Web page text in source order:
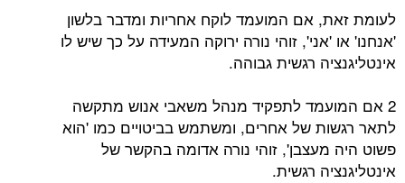
לעומת זאת, אם המועמד לוקח אחריות ומדבר בלשון
'אנחנו' או 'אני', זוהי נורה ירוקה המעידה על כך שיש לו
אינטליגנציה רגשית גבוהה.
2 אם המועמד לתפקיד מנהל משאבי אנוש מתקשה
לתאר רגשות של אחרים, ומשתמש בביטויים כמו 'הוא
פשוט היה מעצבן', זוהי נורה אדומה בהקשר של
אינטליגנציה רגשית.